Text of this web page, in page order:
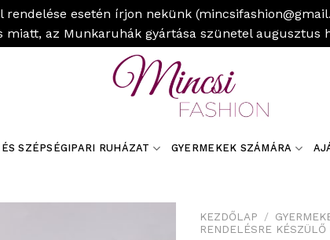
rendelése esetén írjon nekünk
miatt, az Munkaruhák gyártása szünetel augusztus
SZÉPSÉGIPARI RUHÁZAT GYERMEKEK SZÁMÁRA
KEZDŐLAP /
RENDELÉSRE